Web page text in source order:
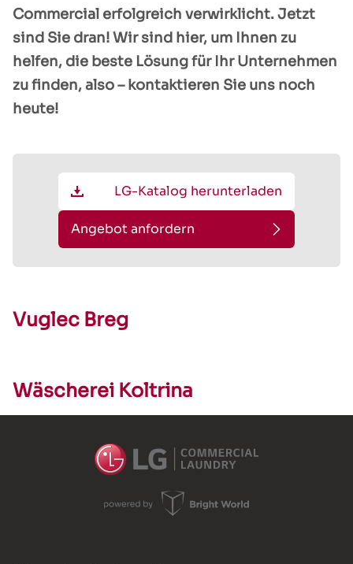
Commercial erfolgreich verwirklicht. Jetzt
sind Sie dran! Wir sind hier, um Ihnen zu
helfen, die beste Lösung für Ihr Unternehmen
zu finden, also – kontaktieren Sie uns noch
heute!
LG-Katalog herunterladen
Angebot anfordern
Vuglec Breg
Wäscherei Koltrina